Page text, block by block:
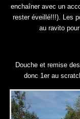
enchaîner avec un
rester éveillé!!!). Les
au ravito
Douche et remise
donc 1er au